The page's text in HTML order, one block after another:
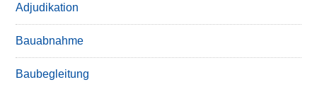
Adjudikation
Bauabnahme
Baubegleitung